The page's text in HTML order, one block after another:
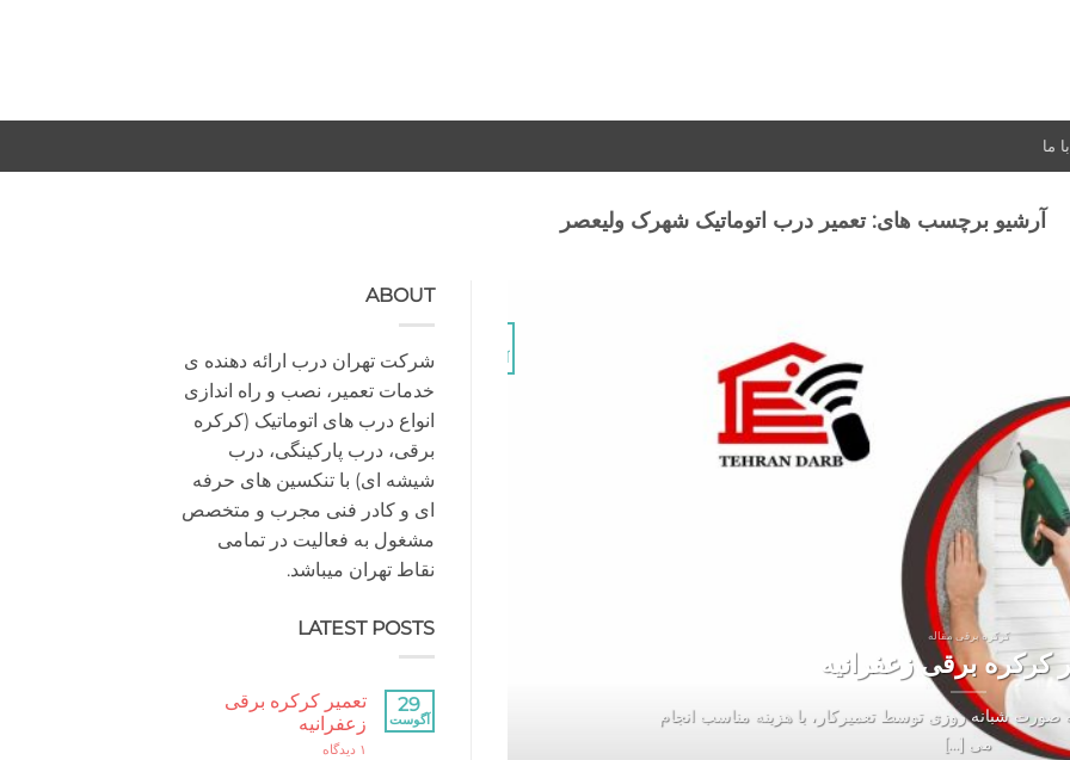
ما
آرشیو برچسب های:تعمیر درب اتوماتیک شهرک ولیعصر
کرکره برقی مقاله
کرکره برقی زعفرانیه
صورت شبانه روزی توسط تعمیرکار، با هزینه مناسب انجام
می [...]
آگوست
ABOUT
شرکت تهران درب ارائه دهنده ی
خدمات تعمیر، نصب و راه اندازی
انواع درب های اتوماتیک (کرکره
برقی، درب پارکینگی، درب
شیشه ای) با تنکسین های حرفه
ای و کادر فنی مجرب و متخصص
مشغول به فعالیت در تمامی
نقاط تهران میباشد.
LATEST POSTS
29
آگوست
تعمیر کرکره برقی
زعفرانیه
۱ دیدگاه
برای